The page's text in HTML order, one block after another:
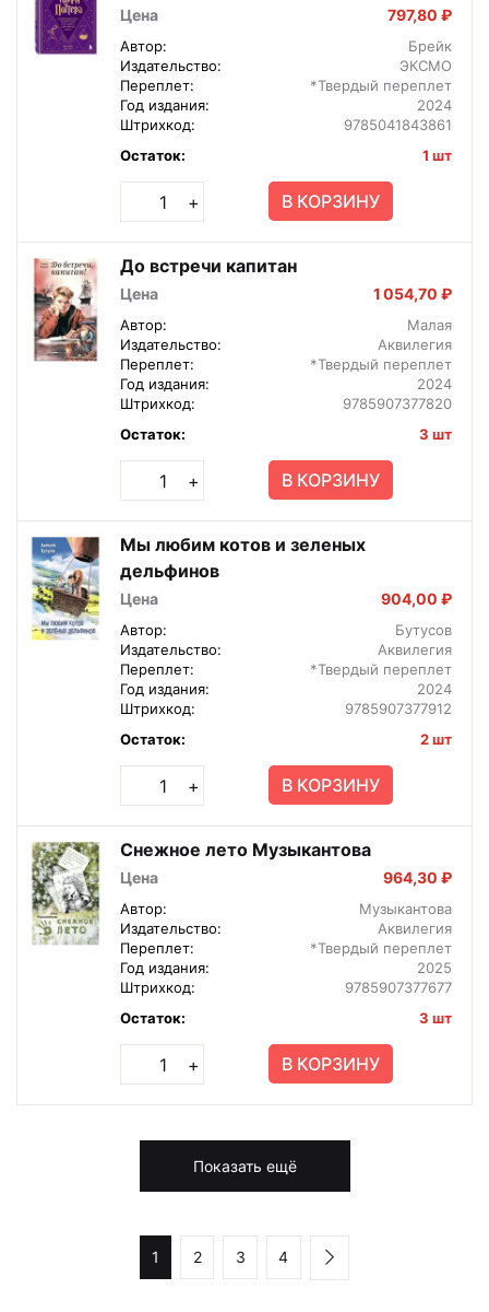
основе магии гаджетов зелий и
многого другого
Цена 797,80 ₽
Автор:
Брейк
Издательство:
ЭКСМО
Переплет:
*Твердый переплет
Год издания:
2024
Штрихкод:
9785041843861
Остаток:
1 шт
+ В КОРЗИНУ
До встречи капитан
Цена 1 054,70 ₽
Автор:
Малая
Издательство:
Аквилегия
Переплет:
*Твердый переплет
Год издания:
2024
Штрихкод:
9785907377820
Остаток:
3 шт
+ В КОРЗИНУ
Мы любим котов и зеленых
дельфинов
Цена 904,00 ₽
Автор:
Бутусов
Издательство:
Аквилегия
Переплет:
*Твердый переплет
Год издания:
2024
Штрихкод:
9785907377912
Остаток:
2 шт
+ В КОРЗИНУ
Снежное лето Музыкантова
Цена 964,30 ₽
Автор:
Музыкантова
Издательство:
Аквилегия
Переплет:
*Твердый переплет
Год издания:
2025
Штрихкод:
9785907377677
Остаток:
3 шт
+ В КОРЗИНУ
Показать ещё
1 2 3 4